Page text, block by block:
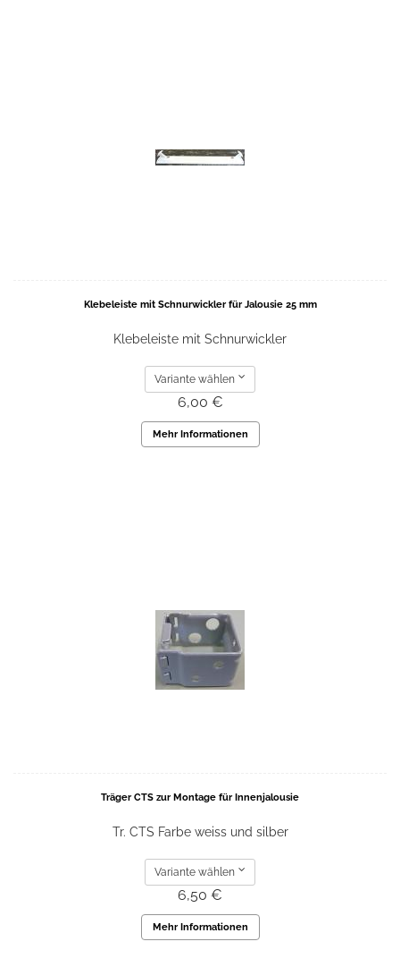
Klebeleiste mit Schnurwickler für Jalousie 25 mm
Klebeleiste mit Schnurwickler
Variante wählen
6,00 €
Mehr Informationen
Träger CTS zur Montage für Innenjalousie
Tr. CTS Farbe weiss und silber
Variante wählen
6,50 €
Mehr Informationen